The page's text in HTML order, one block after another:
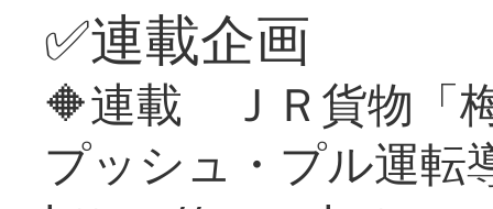
✅連載企画
🔶連載 ＪＲ貨物「
プッシュ・プル運転